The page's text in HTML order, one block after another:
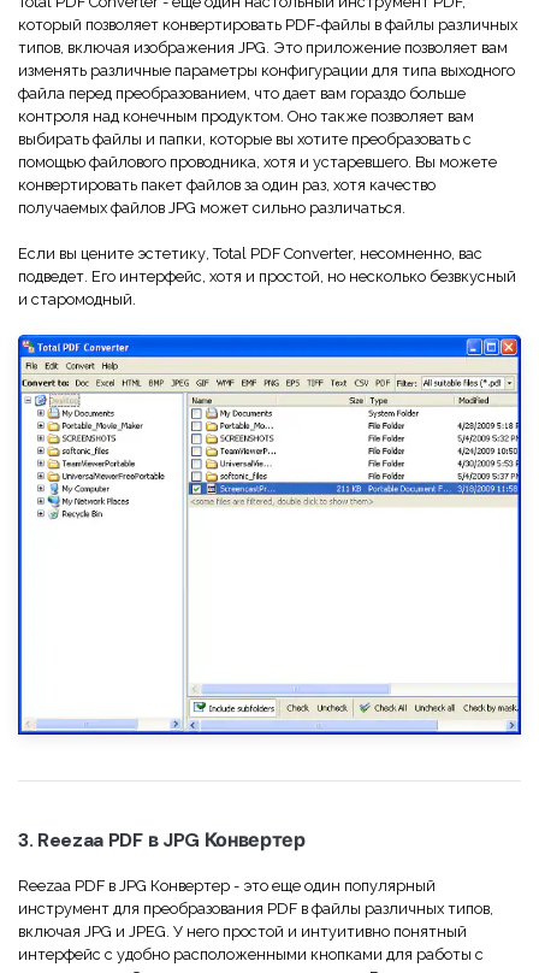
который позволяет конвертировать PDF-файлы в файлы различных
типов, включая изображения JPG. Это приложение позволяет вам
изменять различные параметры конфигурации для типа выходного
файла перед преобразованием, что дает вам гораздо больше
контроля над конечным продуктом. Оно также позволяет вам
выбирать файлы и папки, которые вы хотите преобразовать с
помощью файлового проводника, хотя и устаревшего. Вы можете
конвертировать пакет файлов за один раз, хотя качество
получаемых файлов JPG может сильно различаться.
Если вы цените эстетику, Total PDF Converter, несомненно, вас
подведет. Его интерфейс, хотя и простой, но несколько безвкусный
и старомодный.
3. Reezaa PDF в JPG Конвертер
Reezaa PDF в JPG Конвертер - это еще один популярный
инструмент для преобразования PDF в файлы различных типов,
включая JPG и JPEG. У него простой и интуитивно понятный
интерфейс с удобно расположенными кнопками для работы с